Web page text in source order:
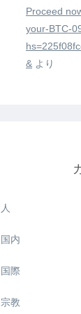
Proceed
your-BTC-
& より
人
国内
国際
宗教